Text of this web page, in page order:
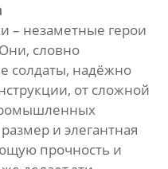
– незаметные герои
словно
солдаты, надёжно
от сложной
и элегантная
прочность и